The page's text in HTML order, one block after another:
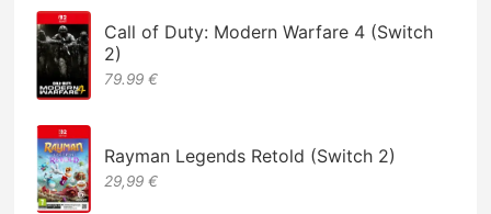
Call of Duty: Modern Warfare 4 (Switch
2)
79.99 €
Rayman Legends Retold (Switch 2)
29,99 €